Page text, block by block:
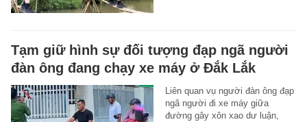
Tạm giữ hình sự đối tượng đạp ngã người
đàn ông đang chạy xe máy ở Đắk Lắk
Liên quan vụ người đàn ông đạp
ngã người đi xe máy giữa
đường gây xôn xao dư luận,